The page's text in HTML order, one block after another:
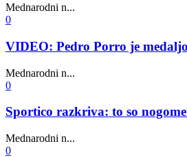
Mednarodni n...
0
VIDEO: Pedro Porro je
Mednarodni n...
0
Sportico razkriva: to so
Mednarodni n...
0